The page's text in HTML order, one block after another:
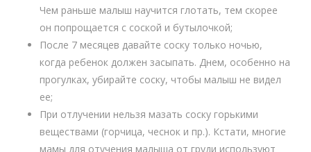
Чем раньше малыш научится глотать, тем скорее
он попрощается с соской и бутылочкой;
После 7 месяцев давайте соску только ночью,
когда ребенок должен засыпать. Днем, особенно на
прогулках, убирайте соску, чтобы малыш не видел
ее;
При отлучении нельзя мазать соску горькими
веществами (горчица, чеснок и пр.). Кстати, многие
мамы для отучения малыша от груди используют